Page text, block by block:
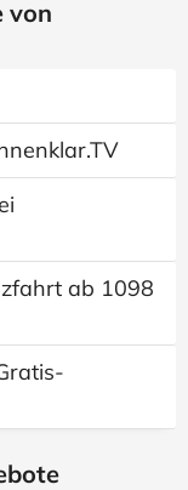
von
ab 1098